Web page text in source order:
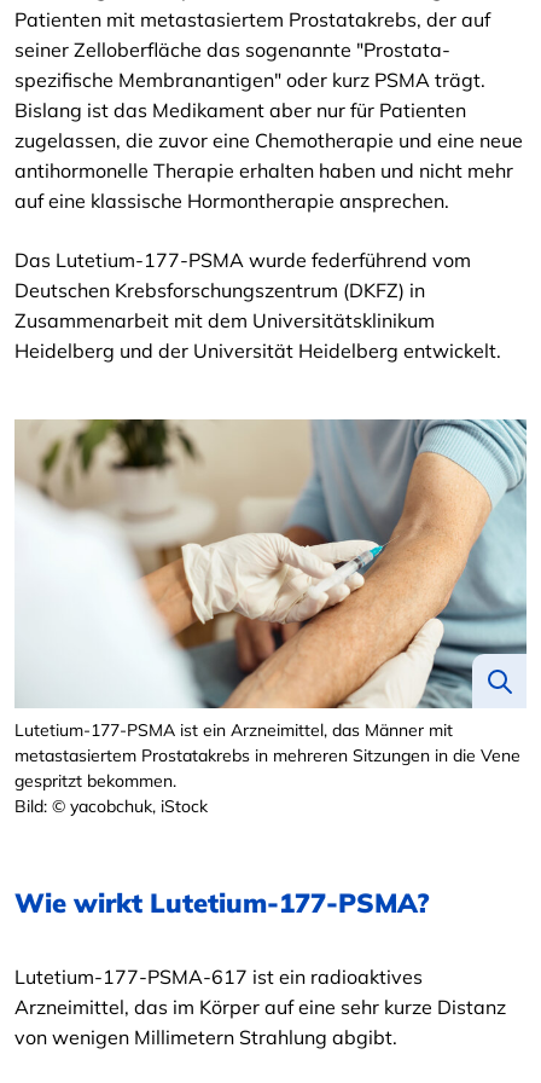
Patienten mit metastasiertem Prostatakrebs, der auf
seiner Zelloberfläche das sogenannte "Prostata-
spezifische Membranantigen" oder kurz PSMA trägt.
Bislang ist das Medikament aber nur für Patienten
zugelassen, die zuvor eine Chemotherapie und eine neue
antihormonelle Therapie erhalten haben und nicht mehr
auf eine klassische Hormontherapie ansprechen.
Das Lutetium-177-PSMA wurde federführend vom
Deutschen Krebsforschungszentrum (DKFZ) in
Zusammenarbeit mit dem Universitätsklinikum
Heidelberg und der Universität Heidelberg entwickelt.
Lutetium-177-PSMA ist ein Arzneimittel, das Männer mit
metastasiertem Prostatakrebs in mehreren Sitzungen in die Vene
gespritzt bekommen.
Bild: © yacobchuk, iStock
Wie wirkt Lutetium-177-PSMA?
Lutetium-177-PSMA-617 ist ein radioaktives
Arzneimittel, das im Körper auf eine sehr kurze Distanz
von wenigen Millimetern Strahlung abgibt.